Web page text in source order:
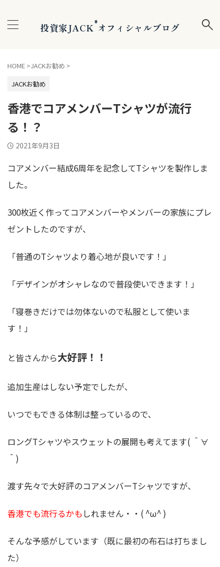
投資家JACK®オフィシャルブログ
HOME >JACKお勧め >
JACKお勧め
香港でコアメンバーTシャツが流行
る！？
2021年9月3日
コアメンバー結成6周年を記念してTシャツを製作しま
した。
300枚近く作ってコアメンバーやメンバーの家族にプレ
ゼントしたのですが、
「普通のTシャツより着心地が良いです！」
「デザインがオシャレなので普段使いできます！」
「寝巻きだけでは勿体ないので私服として使いま
す！」
と皆さんから大好評！！
追加生産はしない予定でしたが、
いつでもできる体制は整っているので、
ロングTシャツやスウェットの展開も考えてます( ＾∀
＾)
渡す先々で大好評のコアメンバーTシャツですが、
香港でも流行るかも しれません・・( ^ω^ )
そんな予感がしています（既に最初の布石は打ちまし
た）